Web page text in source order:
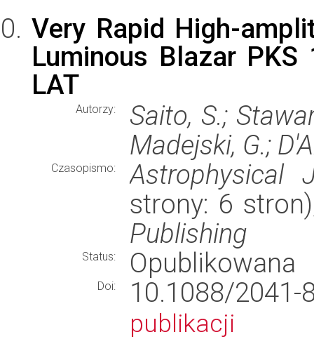
Very Rapid High-
Luminous Blazar
LAT
Autorzy:
Saito, S.;
Madejski, G.;
Czasopismo:
Astrophysical
strony: 6
Publishing
Status: Opublikowana
Doi: 10.1088/
publikacji